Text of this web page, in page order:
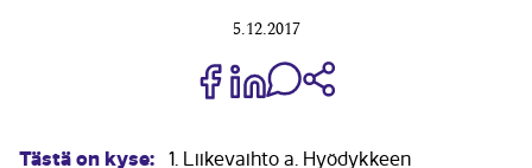
5.12.2017
Jaa Share on Facebook
Jaa Share on LinkedIn
Jaa WhatsApp-viestinä
Tästä on kyse: 1. Liikevaihto a. Hyödykkeen